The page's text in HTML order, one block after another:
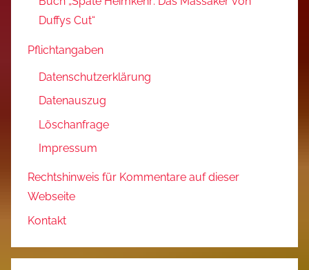
Duffys Cut“
Pflichtangaben
Datenschutzerklärung
Datenauszug
Löschanfrage
Impressum
Rechtshinweis für Kommentare auf dieser
Webseite
Kontakt